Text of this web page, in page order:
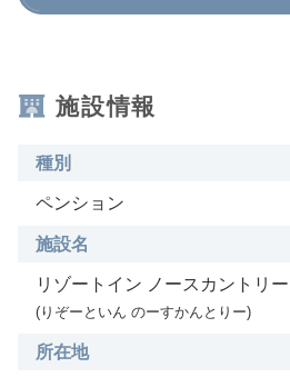
施設情報
種別
ペンション
施設名
リゾートイン ノースカントリー
(りぞーといん のーすかんとりー)
所在地